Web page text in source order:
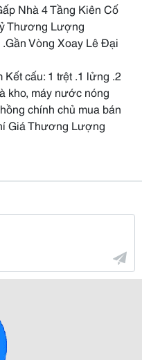
Nhà 4 Tầng Kiên Cố
Thương Lượng
Vòng Xoay Lê Đại
cấu: 1 trệt .1 lửng .2
kho, máy nước nóng
chính chủ mua bán
Giá Thương Lượng